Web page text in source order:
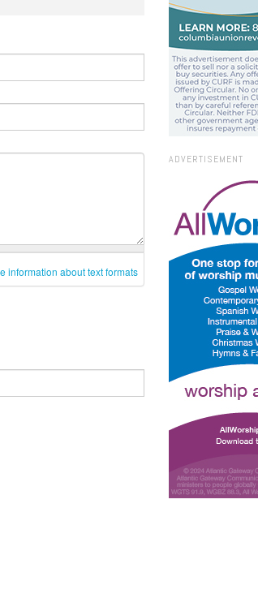
information about text formats
ADVERTISEMENT